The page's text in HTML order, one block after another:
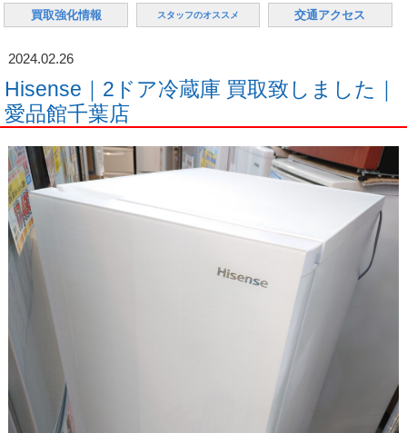
買取強化情報 スタッフのオススメ 交通アクセス
2024.02.26
Hisense｜2ドア冷蔵庫 買取致しました｜
愛品館千葉店